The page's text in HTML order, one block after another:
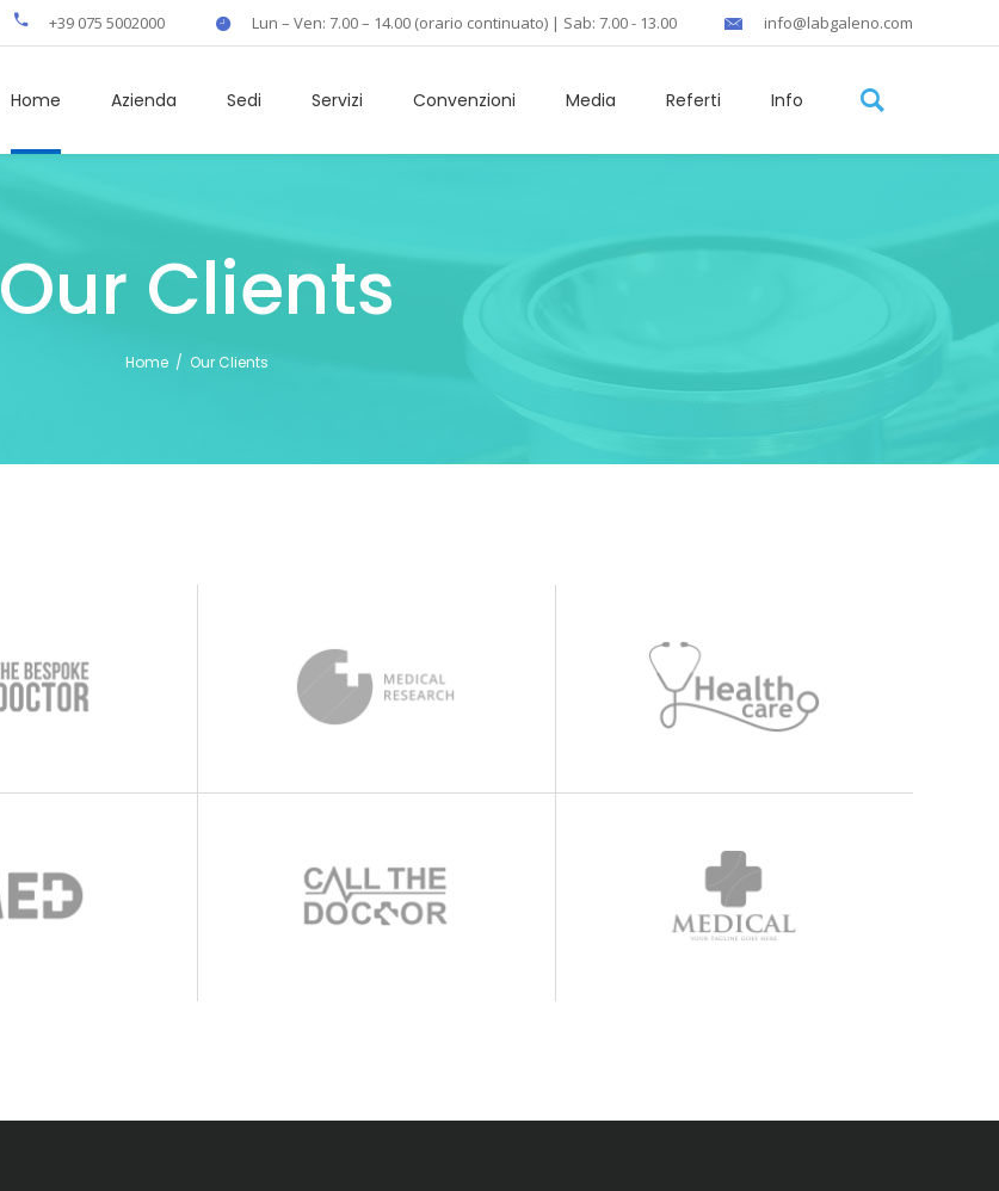
+39 075 5002000 Lun – Ven: 7.00 – 14.00 (orario continuato) | Sab: 7.00 - 13.00 info@labgaleno.com
Home Azienda Sedi Servizi Convenzioni Media Referti Info
Our Clients
Home / Our Clients